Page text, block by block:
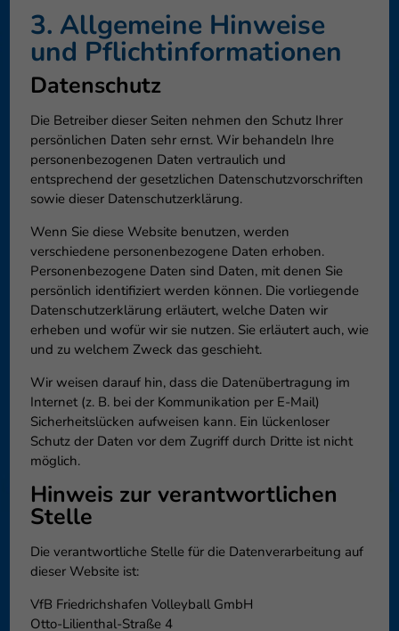
3. Allgemeine Hinweise
und Pflicht­informationen
Datenschutz
Die Betreiber dieser Seiten nehmen den Schutz Ihrer
persönlichen Daten sehr ernst. Wir behandeln Ihre
personenbezogenen Daten vertraulich und
entsprechend der gesetzlichen Datenschutzvorschriften
sowie dieser Datenschutzerklärung.
Wenn Sie diese Website benutzen, werden
verschiedene personenbezogene Daten erhoben.
Personenbezogene Daten sind Daten, mit denen Sie
persönlich identifiziert werden können. Die vorliegende
Datenschutzerklärung erläutert, welche Daten wir
erheben und wofür wir sie nutzen. Sie erläutert auch, wie
und zu welchem Zweck das geschieht.
Wir weisen darauf hin, dass die Datenübertragung im
Internet (z. B. bei der Kommunikation per E-Mail)
Sicherheitslücken aufweisen kann. Ein lückenloser
Schutz der Daten vor dem Zugriff durch Dritte ist nicht
möglich.
Hinweis zur verantwortlichen
Stelle
Die verantwortliche Stelle für die Datenverarbeitung auf
dieser Website ist:
VfB Friedrichshafen Volleyball GmbH
Otto-Lilienthal-Straße 4